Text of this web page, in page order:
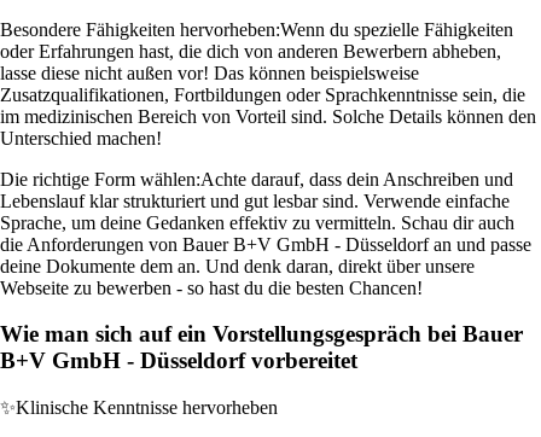
Besondere Fähigkeiten hervorheben:Wenn du spezielle Fähigkeiten
oder Erfahrungen hast, die dich von anderen Bewerbern abheben,
lasse diese nicht außen vor! Das können beispielsweise
Zusatzqualifikationen, Fortbildungen oder Sprachkenntnisse sein, die
im medizinischen Bereich von Vorteil sind. Solche Details können den
Unterschied machen!
Die richtige Form wählen:Achte darauf, dass dein Anschreiben und
Lebenslauf klar strukturiert und gut lesbar sind. Verwende einfache
Sprache, um deine Gedanken effektiv zu vermitteln. Schau dir auch
die Anforderungen von Bauer B+V GmbH - Düsseldorf an und passe
deine Dokumente dem an. Und denk daran, direkt über unsere
Webseite zu bewerben - so hast du die besten Chancen!
Wie man sich auf ein Vorstellungsgespräch bei Bauer
B+V GmbH - Düsseldorf vorbereitet
✨Klinische Kenntnisse hervorheben